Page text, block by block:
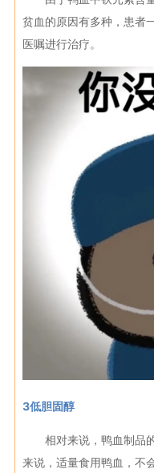
贫血的原因有多种，患者
医嘱进行治疗。
3低胆固醇
相对来说，鸭血制品
来说，适量食用鸭血，不